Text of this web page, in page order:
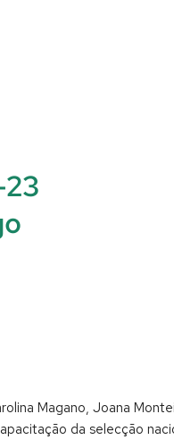
Magano, Joana
da selecção